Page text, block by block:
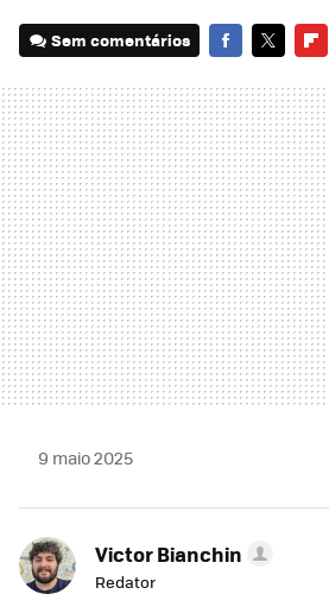
Sem comentários
9 maio 2025
Victor Bianchin
Redator